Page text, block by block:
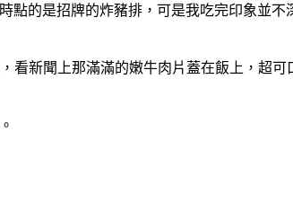
點的是招牌的炸豬排，可是我吃完印象並不
看新聞上那滿滿的嫩牛肉片蓋在飯上，超